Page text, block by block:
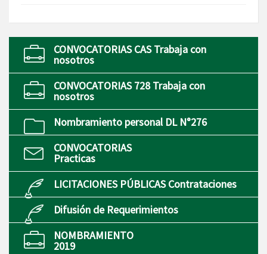
CONVOCATORIAS CAS Trabaja con
nosotros
CONVOCATORIAS 728 Trabaja con
nosotros
Nombramiento personal DL N°276
CONVOCATORIAS
Practicas
LICITACIONES PÚBLICAS Contrataciones
Difusión de Requerimientos
NOMBRAMIENTO
2019